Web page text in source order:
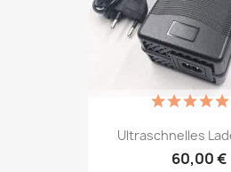
Ultraschnelles
60,00 €